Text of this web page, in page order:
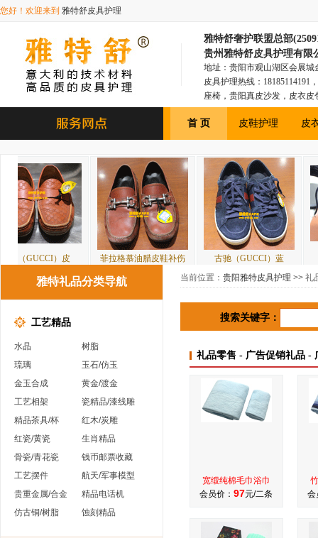
您好！欢迎来到 雅特舒皮具护理
雅特舒奢护联盟总部
贵州雅特舒皮具护理有限
地址：贵阳市观山湖区会展城
皮具护理热线：18185114191
座椅，贵阳真皮沙发，皮衣
具，贵阳皮衣皮包，贵阳汽
首 页 皮鞋护理 皮
菲拉格慕油腊皮鞋补伤 古驰（GUCCI）蓝 BOSS胎牛
雅特礼品分类导航
工艺精品
水晶
树脂
琉璃
玉石/仿玉
金玉合成
黄金/渡金
工艺相架
瓷精品/漆线雕
精品茶具/杯
红木/炭雕
红瓷/黄瓷
生肖精品
骨瓷/青花瓷
钱币邮票收藏
工艺摆件
航天/军事模型
贵重金属/合金
精品电话机
仿古铜/树脂
蚀刻精品
当前位置： 贵阳雅特皮具护理 >> 礼
搜索关键字：
礼品零售 - 广告促销礼品 -
宽缎纯棉毛巾浴巾
会员价： 97元/二条
会